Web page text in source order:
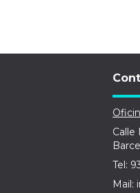
Calle
Tel:
Mail: